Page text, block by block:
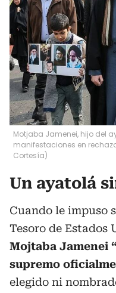
Motjaba Jamenei, hijo del
manifestaciones en
Cortesía)
Un ayatolá
Cuando le impuso
Tesoro de Estados
Mojtaba Jamenei
supremo
elegido ni